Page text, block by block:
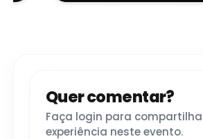
Quer comentar?
Faça login para
experiência neste evento.